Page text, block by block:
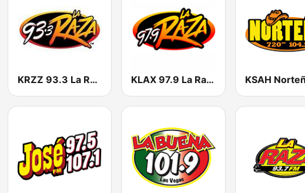
KRZZ 93.3 La Raza FM KLAX 97.9 La Raza FM